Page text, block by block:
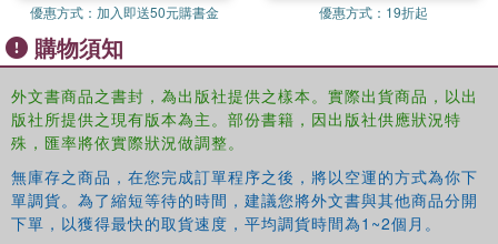
優惠方式： 加入即送50元購書金 優惠方式： 19折起
購物須知
外文書商品之書封，為出版社提供之樣本。實際出貨商品，以出
版社所提供之現有版本為主。部份書籍，因出版社供應狀況特
殊，匯率將依實際狀況做調整。
無庫存之商品，在您完成訂單程序之後，將以空運的方式為你下
單調貨。為了縮短等待的時間，建議您將外文書與其他商品分開
下單，以獲得最快的取貨速度，平均調貨時間為1~2個月。